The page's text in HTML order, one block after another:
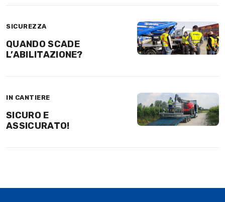
SICUREZZA
QUANDO SCADE
L’ABILITAZIONE?
IN CANTIERE
SICURO E
ASSICURATO!